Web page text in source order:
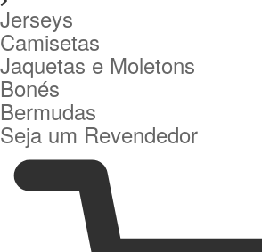
Jerseys
Camisetas
Jaquetas e Moletons
Bonés
Bermudas
Seja um Revendedor